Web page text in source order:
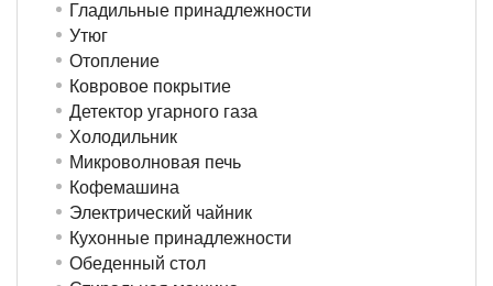
Гладильные принадлежности
Утюг
Отопление
Ковровое покрытие
Детектор угарного газа
Холодильник
Микроволновая печь
Кофемашина
Электрический чайник
Кухонные принадлежности
Обеденный стол